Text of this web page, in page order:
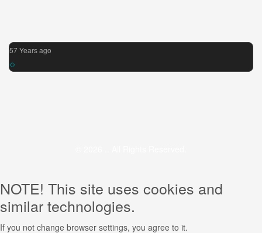
57 Years ago
NOTE! This site uses cookies and
similar technologies.
If you not change browser settings, you agree to it.